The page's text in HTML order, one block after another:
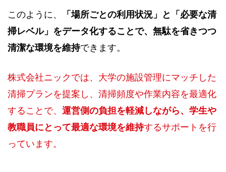
このように、
「場所ごとの利用状況」と「必要な清
掃レベル」をデータ化することで、無駄を省きつつ
清潔な環境を維持できます。
株式会社ニックでは、大学の施設管理にマッチした
清掃プランを提案し、清掃頻度や作業内容を最適化
することで、 運営側の負担を軽減しながら、学生や
教職員にとって最適な環境を維持するサポートを行
っています。